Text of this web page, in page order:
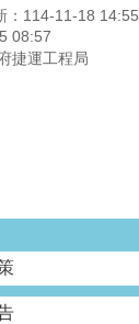
：114-11-18 14:55
08:57
捷運工程局